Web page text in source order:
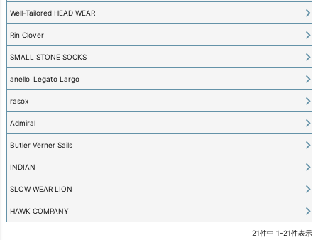
Well-Tailored HEAD WEAR
Rin Clover
SMALL STONE SOCKS
anello_Legato Largo
rasox
Admiral
Butler Verner Sails
INDIAN
SLOW WEAR LION
HAWK COMPANY
21件中 1-21件表示